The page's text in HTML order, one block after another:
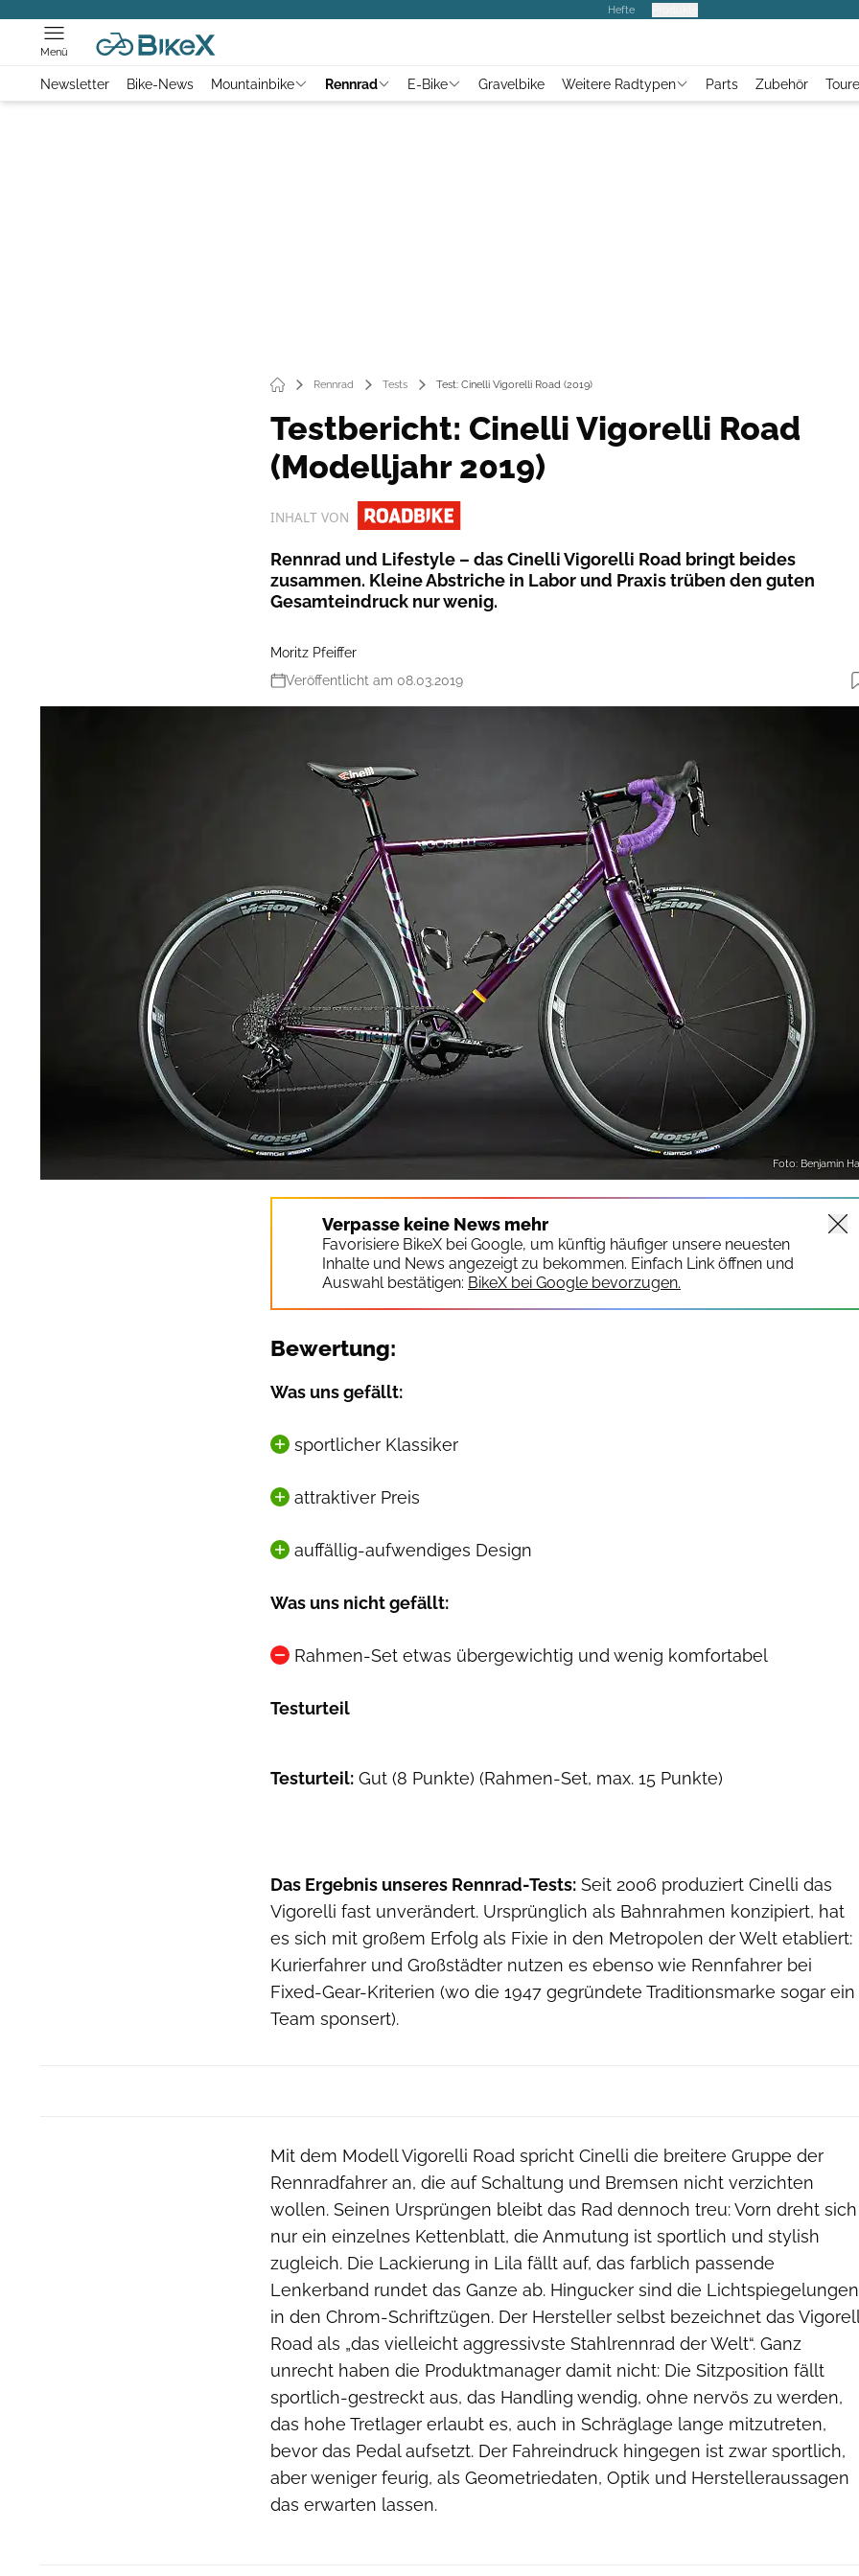
Hefte
Menü
Newsletter Bike-News Mountainbike Rennrad E-Bike Gravelbike Weitere Radtypen Parts Zubehör
Rennrad Tests Test: Cinelli Vigorelli Road (2019)
Testbericht: Cinelli Vigorelli Road
(Modelljahr 2019)
INHALT VON
Rennrad und Lifestyle – das Cinelli Vigorelli Road bringt beides
zusammen. Kleine Abstriche in Labor und Praxis trüben den guten
Gesamteindruck nur wenig.
Moritz Pfeiffer
Veröffentlicht am 08.03.2019
Foto: Benjamin
Verpasse keine News mehr
Favorisiere BikeX bei Google, um künftig häufiger unsere neuesten
Inhalte und News angezeigt zu bekommen. Einfach Link öffnen und
Auswahl bestätigen: BikeX bei Google bevorzugen.
Bewertung:
Was uns gefällt:
sportlicher Klassiker
attraktiver Preis
auffällig-aufwendiges Design
Was uns nicht gefällt:
Rahmen-Set etwas übergewichtig und wenig komfortabel
Testurteil
Testurteil: Gut (8 Punkte) (Rahmen-Set, max. 15 Punkte)
Das Ergebnis unseres Rennrad-Tests: Seit 2006 produziert Cinelli das
Vigorelli fast unverändert. Ursprünglich als Bahnrahmen konzipiert, hat
es sich mit großem Erfolg als Fixie in den Metropolen der Welt etabliert:
Kurierfahrer und Großstädter nutzen es ebenso wie Rennfahrer bei
Fixed-Gear-Kriterien (wo die 1947 gegründete Traditionsmarke sogar ein
Team sponsert).
Mit dem Modell Vigorelli Road spricht Cinelli die breitere Gruppe der
Rennradfahrer an, die auf Schaltung und Bremsen nicht verzichten
wollen. Seinen Ursprüngen bleibt das Rad dennoch treu: Vorn dreht sich
nur ein einzelnes Kettenblatt, die Anmutung ist sportlich und stylish
zugleich. Die Lackierung in Lila fällt auf, das farblich passende
Lenkerband rundet das Ganze ab. Hingucker sind die Lichtspiegelungen
in den Chrom-Schriftzügen. Der Hersteller selbst bezeichnet das
Road als „das vielleicht aggressivste Stahlrennrad der Welt“. Ganz
unrecht haben die Produktmanager damit nicht: Die Sitzposition fällt
sportlich-gestreckt aus, das Handling wendig, ohne nervös zu werden,
das hohe Tretlager erlaubt es, auch in Schräglage lange mitzutreten,
bevor das Pedal aufsetzt. Der Fahreindruck hingegen ist zwar sportlich,
aber weniger feurig, als Geometriedaten, Optik und Herstelleraussagen
das erwarten lassen.